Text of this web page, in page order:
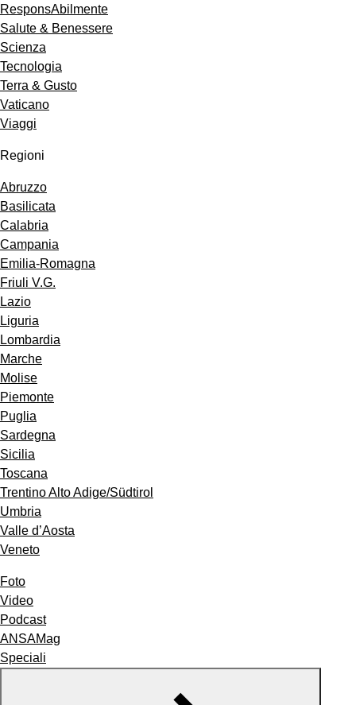
ResponsAbilmente
Salute & Benessere
Scienza
Tecnologia
Terra & Gusto
Vaticano
Viaggi
Regioni
Abruzzo
Basilicata
Calabria
Campania
Emilia-Romagna
Friuli V.G.
Lazio
Liguria
Lombardia
Marche
Molise
Piemonte
Puglia
Sardegna
Sicilia
Toscana
Trentino Alto Adige/Südtirol
Umbria
Valle d’Aosta
Veneto
Foto
Video
Podcast
ANSAMag
Speciali